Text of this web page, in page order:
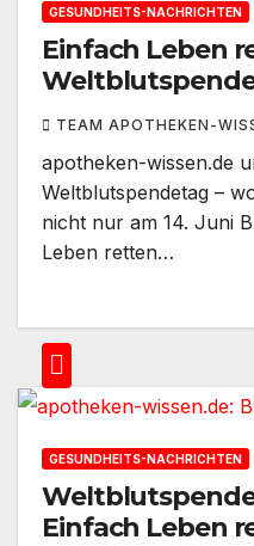
GESUNDHEITS-NACHRICHTEN
Einfach Leben
TEAM APOTHEKEN-
apotheken-wissen.de
Weltblutspendetag –
nicht nur am 14. Juni
Leben retten…
GESUNDHEITS-NACHRICHTEN
Einfach Leben